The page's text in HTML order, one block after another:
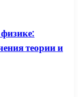
теории и